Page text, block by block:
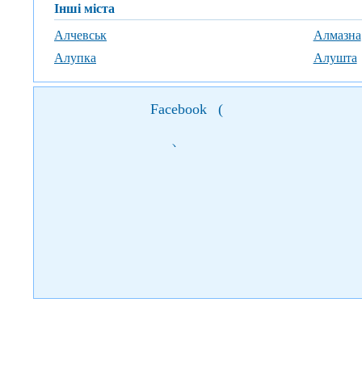
Інші міста
Алчевськ
Алмазна
Алупка
Алушта
Facebook (
)